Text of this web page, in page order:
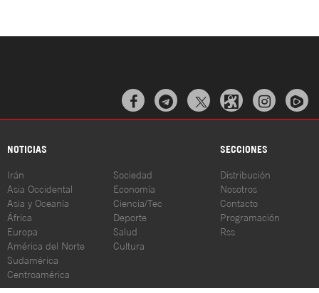
  
NOTICIAS SECCIONES
Irán
Asia Occidental
Asia y Oceanía
África
Europa
América del Norte
Sudamérica
Centroamérica
Sociedad
Economía
Ciencia/Tec
Deporte
Salud
Cultura
Distribución
Nosotros
Contacto
Programación
Rss